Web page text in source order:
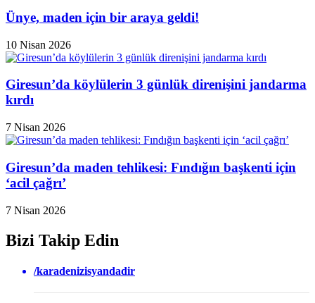
Ünye, maden için bir araya geldi!
10 Nisan 2026
Giresun’da köylülerin 3 günlük direnişini jandarma
kırdı
7 Nisan 2026
Giresun’da maden tehlikesi: Fındığın başkenti için
‘acil çağrı’
7 Nisan 2026
Bizi Takip Edin
/karadenizisyandadir